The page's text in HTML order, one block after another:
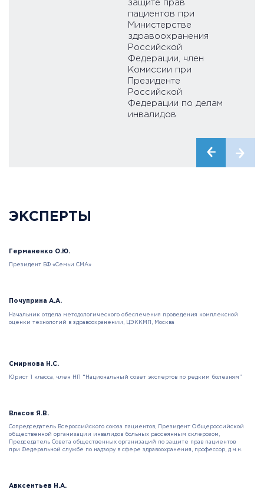
защите прав
пациентов при
Министерстве
здравоохранения
Российской
Федерации, член
Комиссии при
Президенте
Российской
Федерации по делам
инвалидов
ЭКСПЕРТЫ
Германенко О.Ю.
Президент БФ «Семьи СМА»
Почуприна А.А.
Начальник отдела методологического обеспечения проведения комплексной
оценки технологий в здравоохранении, ЦЭККМП, Москва
Смирнова Н.С.
Юрист 1 класса, член НП “Национальный совет экспертов по редким болезням”
Власов Я.В.
Сопредседатель Всероссийского союза пациентов, Президент Общероссийской
общественной организации инвалидов больных рассеянным склерозом,
Председатель Совета общественных организаций по защите прав пациентов
при Федеральной службе по надзору в сфере здравоохранения, профессор, д.м.н.
Авксентьев Н.А.